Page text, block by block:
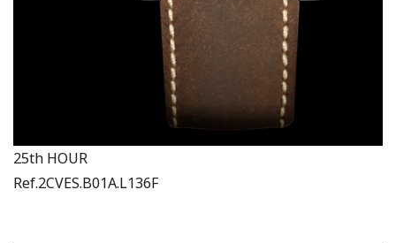
25th HOUR
Ref.2CVES.B01A.L136F